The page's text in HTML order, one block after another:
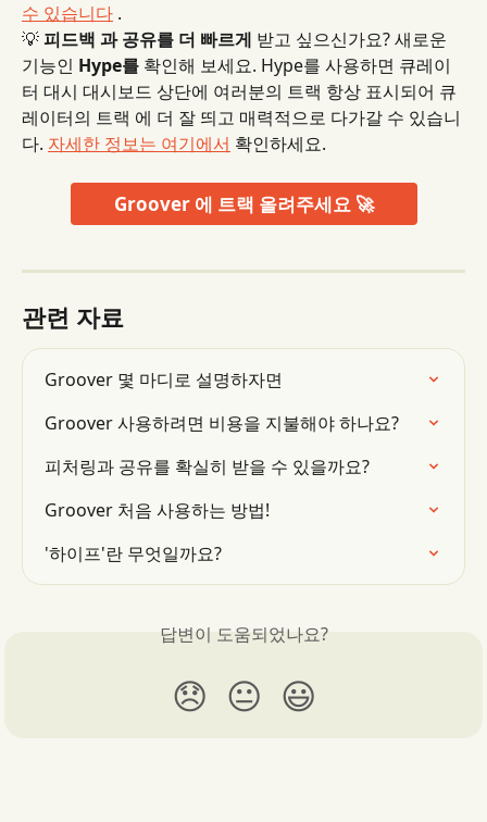
수 있습니다 .
💡 피드백 과 공유를 더 빠르게 받고 싶으신가요? 새로운
기능인 Hype를 확인해 보세요. Hype를 사용하면 큐레이
터 대시 대시보드 상단에 여러분의 트랙 항상 표시되어 큐
레이터의 트랙 에 더 잘 띄고 매력적으로 다가갈 수 있습니
다. 자세한 정보는 여기에서 확인하세요.
Groover 에 트랙 올려주세요 🚀
관련 자료
Groover 몇 마디로 설명하자면
Groover 사용하려면 비용을 지불해야 하나요?
피처링과 공유를 확실히 받을 수 있을까요?
Groover 처음 사용하는 방법!
'하이프'란 무엇일까요?
답변이 도움되었나요?
😞 😐 😃